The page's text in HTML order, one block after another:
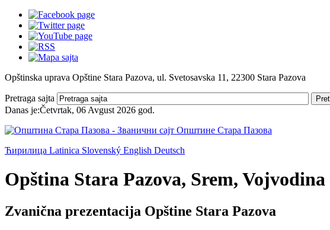
Opštinska uprava Opštine Stara Pazova, ul. Svetosavska 11, 22300 Stara Pazova
Pretraga sajta
Danas je:Četvrtak, 06 Avgust 2026 god.
Ћирилица Latinica Slovenský English Deutsch
Opština Stara Pazova, Srem,
Zvanična prezentacija Opštine Stara Pazova